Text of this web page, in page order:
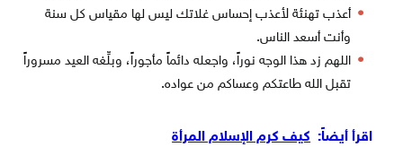
أعذب تهنئة لأعذب إحساس غلاتك ليس لها مقياس كل سنة
وأنت أسعد الناس.
اللهم زد هذا الوجه نوراً، واجعله دائماً مأجوراً، وبلِّغه العيد مسروراً
تقبل الله طاعتكم وعساكم من عواده.
اقرأ أيضاً: كيف كرم الإسلام المرأة